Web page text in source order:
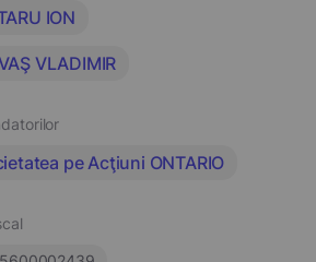
ION
VLADIMIR
pe Acţiuni ONTARIO